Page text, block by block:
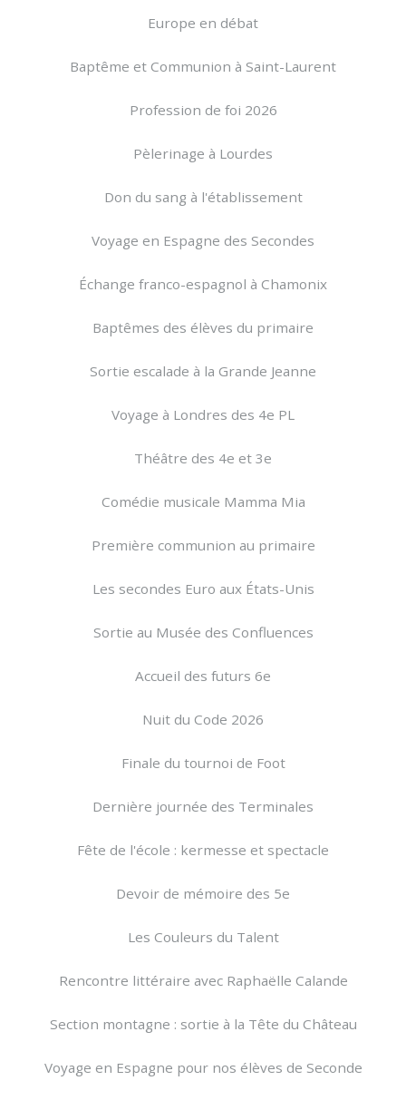
Europe en débat
Baptême et Communion à Saint-Laurent
Profession de foi 2026
Pèlerinage à Lourdes
Don du sang à l'établissement
Voyage en Espagne des Secondes
Échange franco-espagnol à Chamonix
Baptêmes des élèves du primaire
Sortie escalade à la Grande Jeanne
Voyage à Londres des 4e PL
Théâtre des 4e et 3e
Comédie musicale Mamma Mia
Première communion au primaire
Les secondes Euro aux États-Unis
Sortie au Musée des Confluences
Accueil des futurs 6e
Nuit du Code 2026
Finale du tournoi de Foot
Dernière journée des Terminales
Fête de l'école : kermesse et spectacle
Devoir de mémoire des 5e
Les Couleurs du Talent
Rencontre littéraire avec Raphaëlle Calande
Section montagne : sortie à la Tête du Château
Voyage en Espagne pour nos élèves de Seconde